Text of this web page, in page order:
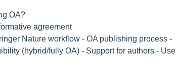
OA?
agreement
Nature workflow - OA publishing process -
(hybrid/fully OA) - Support for authors - Use